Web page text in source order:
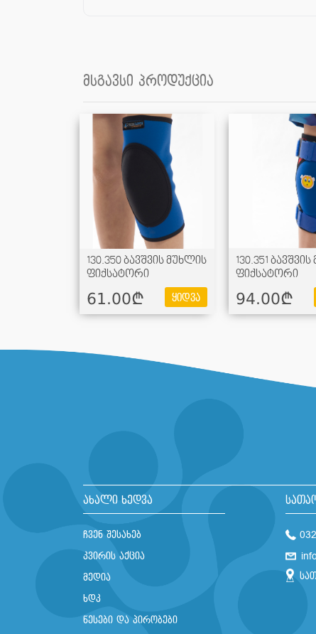
მსგავსი პროდუქცია
130.350 ბავშვის მუხლის
ფიქსატორი
61.00¢ ყიდვა
130.351
ფიქსატორი
94.00¢
ახალი ხედვა
ჩვენ შესახებ
კვირის აქცია
მედია
ხდკ
წესები და პირობები